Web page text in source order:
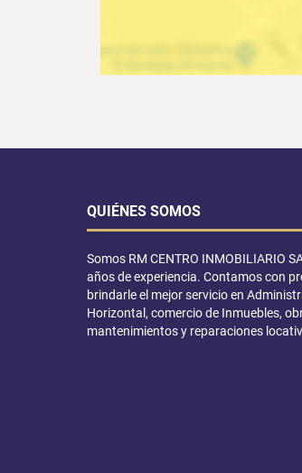
QUIÉNES SOMOS
Somos RM CENTRO INMOBILIARIO
años de experiencia. Contamos con
brindarle el mejor servicio en
Horizontal, comercio de Inmuebles,
mantenimientos y reparaciones